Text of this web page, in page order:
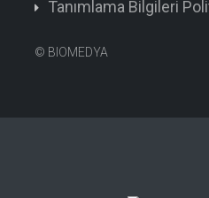
Tanımlama Bilgileri
© BIOMEDYA